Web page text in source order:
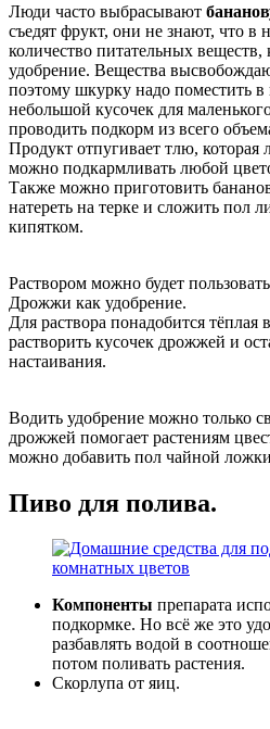
Люди часто выбрасывают
съедят фрукт, они не знают, что в
количество питательных веществ,
удобрение. Вещества
поэтому шкурку надо поместить в
небольшой кусочек для
проводить подкорм из всего
Продукт отпугивает тлю,
можно подкармливать любой
Также можно приготовить
натереть на терке и сложить пол
кипятком.
Раствором можно будет
Дрожжи как удобрение.
Для раствора понадобится
растворить кусочек дрожжей и
настаивания.
Водить удобрение можно только
дрожжей помогает растениям
можно добавить пол чайной ложки
Пиво для полива.
Компоненты препарата
подкормке. Но всё же это
разбавлять водой в
потом поливать растения.
Скорлупа от яиц.